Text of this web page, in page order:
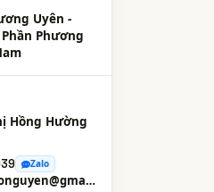
Uyên -
Phương
Hồng Hường
Zalo
ketoanphuonguyen@gmail.com